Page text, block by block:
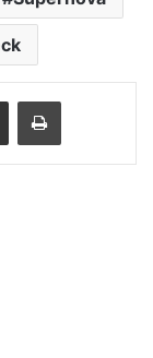
Share via Email Print